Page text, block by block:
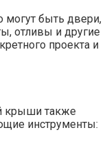
могут быть двери,
отливы и другие
проекта и
крыши также
инструменты: